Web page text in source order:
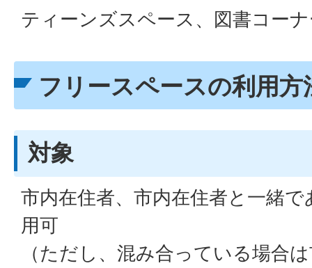
ティーンズスペース、図書コー
フリースペースの利用方
対象
市内在住者、市内在住者と一緒
用可
（ただし、混み合っている場合